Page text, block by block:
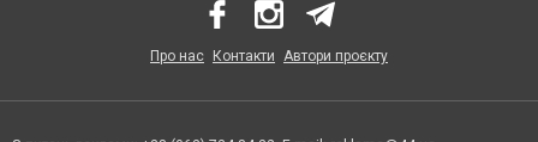
Про нас Контакти Автори проєкту